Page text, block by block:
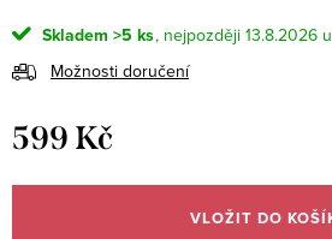
Skladem >5 ks
13.8.2026
Možnosti doručení
599 Kč
cena:
VLOŽIT DO